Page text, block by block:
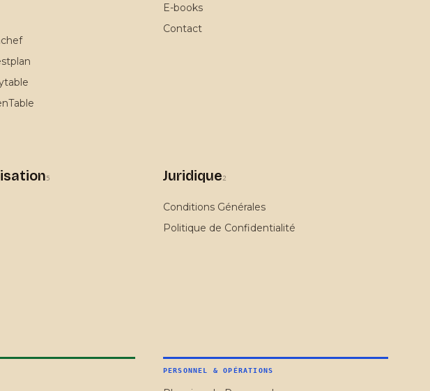
E-books
Contact
5 Juridique2
Conditions Générales
Politique de Confidentialité
PERSONNEL & OPÉRATIONS